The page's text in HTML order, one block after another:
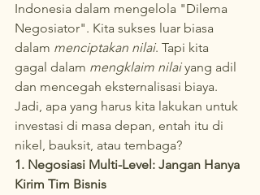
Indonesia dalam mengelola "Dilema
Negosiator". Kita sukses luar biasa
dalam menciptakan nilai. Tapi kita
gagal dalam mengklaim nilai yang adil
dan mencegah eksternalisasi biaya.
Jadi, apa yang harus kita lakukan untuk
investasi di masa depan, entah itu di
nikel, bauksit, atau tembaga?
1. Negosiasi Multi-Level: Jangan Hanya
Kirim Tim Bisnis